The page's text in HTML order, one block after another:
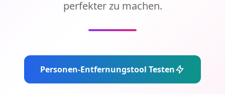
perfekter zu machen.
Personen-Entfernungstool Testen